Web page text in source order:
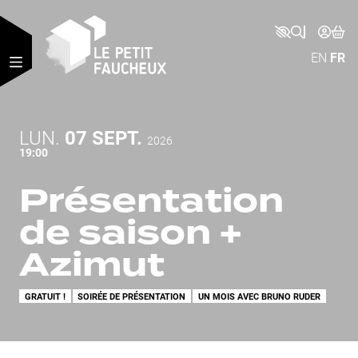
EN FR
LUNDI
LUN. 07 SEPTEMBRE
SEPT. 2026
19:00
Présentation
de saison +
Azimut
GRATUIT ! SOIRÉE DE PRÉSENTATION UN MOIS AVEC BRUNO RUDER